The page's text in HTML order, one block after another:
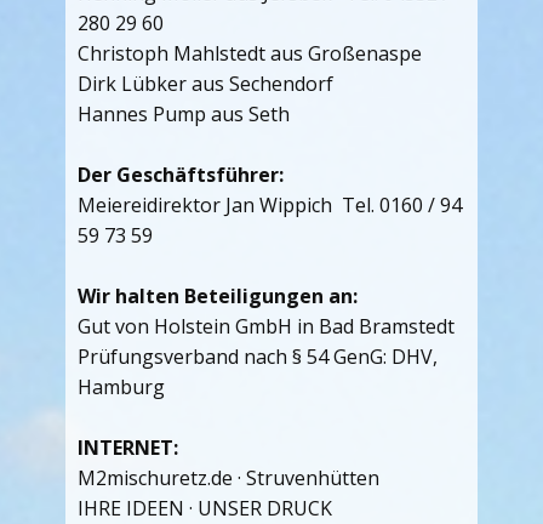
280 29 60
Christoph Mahlstedt aus Großenaspe
Dirk Lübker aus Sechendorf
Hannes Pump aus Seth
Der Geschäftsführer:
Meiereidirektor Jan Wippich Tel. 0160 / 94
59 73 59
Wir halten Beteiligungen an:
Gut von Holstein GmbH in Bad Bramstedt
Prüfungsverband nach § 54 GenG: DHV,
Hamburg
INTERNET:
M2mischuretz.de · Struvenhütten
IHRE IDEEN · UNSER DRUCK